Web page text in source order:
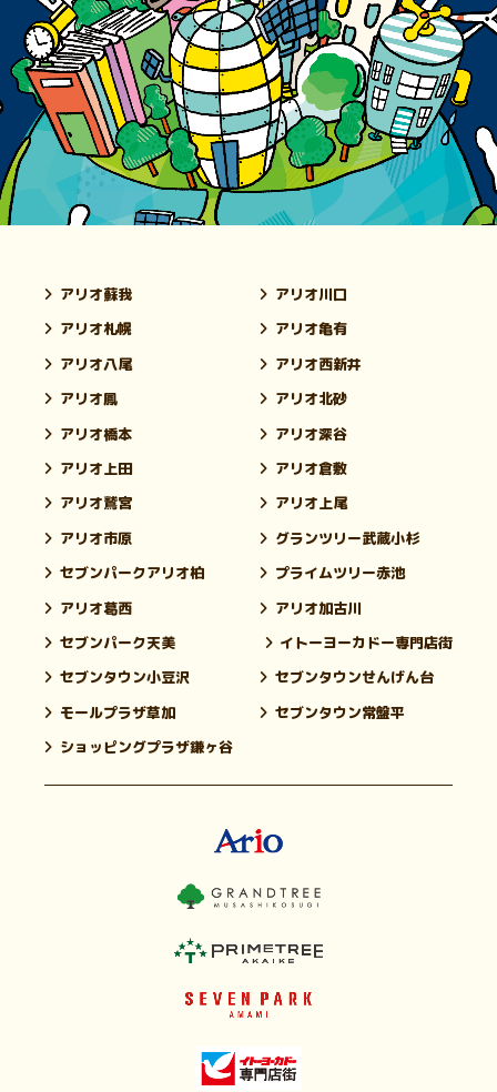
アリオ蘇我
アリオ川口
アリオ札幌
アリオ亀有
アリオ八尾
アリオ西新井
アリオ鳳
アリオ北砂
アリオ橋本
アリオ深谷
アリオ上田
アリオ倉敷
アリオ鷲宮
アリオ上尾
アリオ市原
グランツリー武蔵小杉
セブンパークアリオ柏
プライムツリー赤池
アリオ葛西
アリオ加古川
セブンパーク天美
イトーヨーカドー専門店街
セブンタウン小豆沢
セブンタウンせんげん台
モールプラザ草加
セブンタウン常盤平
ショッピングプラザ鎌ヶ谷